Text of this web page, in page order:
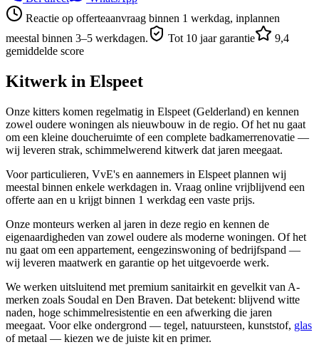
Reactie op offerteaanvraag binnen 1 werkdag, inplannen
meestal binnen 3–5 werkdagen.
Tot 10 jaar garantie
9,4
gemiddelde score
Kitwerk in Elspeet
Onze kitters komen regelmatig in Elspeet (Gelderland) en kennen
zowel oudere woningen als nieuwbouw in de regio. Of het nu gaat
om een kleine doucheruimte of een complete badkamerrenovatie —
wij leveren strak, schimmelwerend kitwerk dat jaren meegaat.
Voor particulieren, VvE's en aannemers in Elspeet plannen wij
meestal binnen enkele werkdagen in. Vraag online vrijblijvend een
offerte aan en u krijgt binnen 1 werkdag een vaste prijs.
Onze monteurs werken al jaren in deze regio en kennen de
eigenaardigheden van zowel oudere als moderne woningen. Of het
nu gaat om een appartement, eengezinswoning of bedrijfspand —
wij leveren maatwerk en garantie op het uitgevoerde werk.
We werken uitsluitend met premium sanitairkit en gevelkit van A-
merken zoals Soudal en Den Braven. Dat betekent: blijvend witte
naden, hoge schimmelresistentie en een afwerking die jaren
meegaat. Voor elke ondergrond — tegel, natuursteen, kunststof, glas
of metaal — kiezen we de juiste kit en primer.